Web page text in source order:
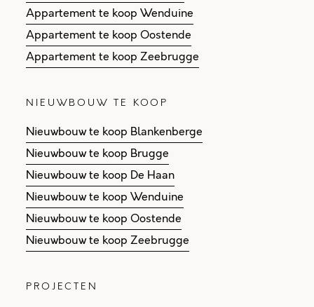
Appartement te koop Wenduine
Appartement te koop Oostende
Appartement te koop Zeebrugge
NIEUWBOUW TE KOOP
Nieuwbouw te koop Blankenberge
Nieuwbouw te koop Brugge
Nieuwbouw te koop De Haan
Nieuwbouw te koop Wenduine
Nieuwbouw te koop Oostende
Nieuwbouw te koop Zeebrugge
PROJECTEN